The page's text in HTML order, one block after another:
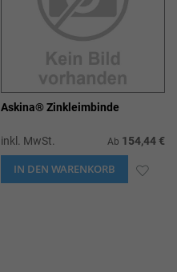
Askina® Zinkleimbinde
inkl. MwSt. Ab 154,44 €
IN DEN WARENKORB ZUR